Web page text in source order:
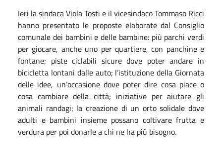
Ieri la sindaca Viola Tosti e il vicesindaco Tommaso Ricci
hanno presentato le proposte elaborate dal Consiglio
comunale dei bambini e delle bambine: più parchi verdi
per giocare, anche uno per quartiere, con panchine e
fontane; piste ciclabili sicure dove poter andare in
bicicletta lontani dalle auto; l’istituzione della Giornata
delle idee, un’occasione dove poter dire cosa piace o
cosa cambiare della città; iniziative per aiutare gli
animali randagi; la creazione di un orto solidale dove
adulti e bambini insieme possano coltivare frutta e
verdura per poi donarle a chi ne ha più bisogno.